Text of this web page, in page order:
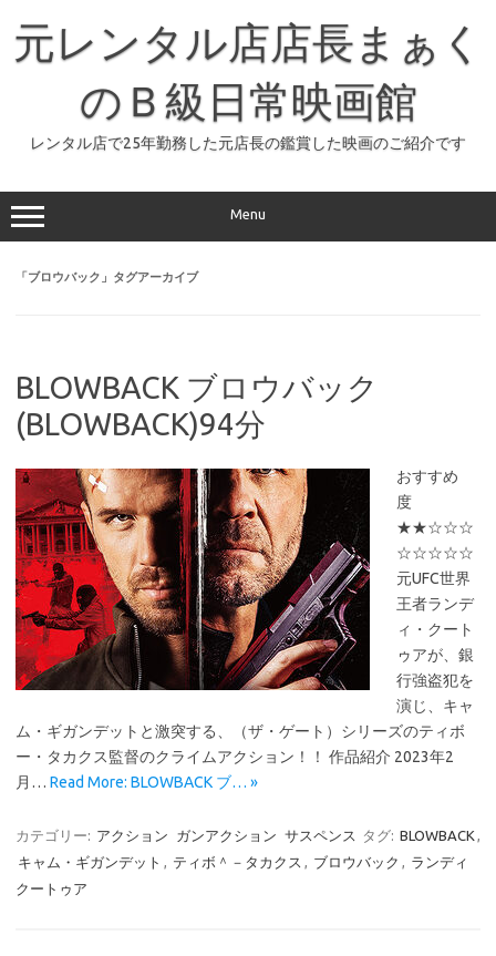
元レンタル店店長まぁく
のＢ級日常映画館
レンタル店で25年勤務した元店長の鑑賞した映画のご紹介です
Menu
「ブロウバック 」タグアーカイブ
BLOWBACK ブロウバック
(BLOWBACK)94分
おすすめ
度
★★☆☆☆
☆☆☆☆☆
元UFC世界
王者ランデ
ィ・クート
ゥアが、銀
行強盗犯を
演じ、キャ
ム・ギガンデットと激突する、（ザ・ゲート）シリーズのティボ
ー・タカクス監督のクライムアクション！！ 作品紹介 2023年2
月… Read More: BLOWBACK ブ… »
カテゴリー: アクション ガンアクション サスペンス タグ: BLOWBACK ,
キャム・ギガンデット , ティボ＾－タカクス , ブロウバック , ランディ
クートゥア